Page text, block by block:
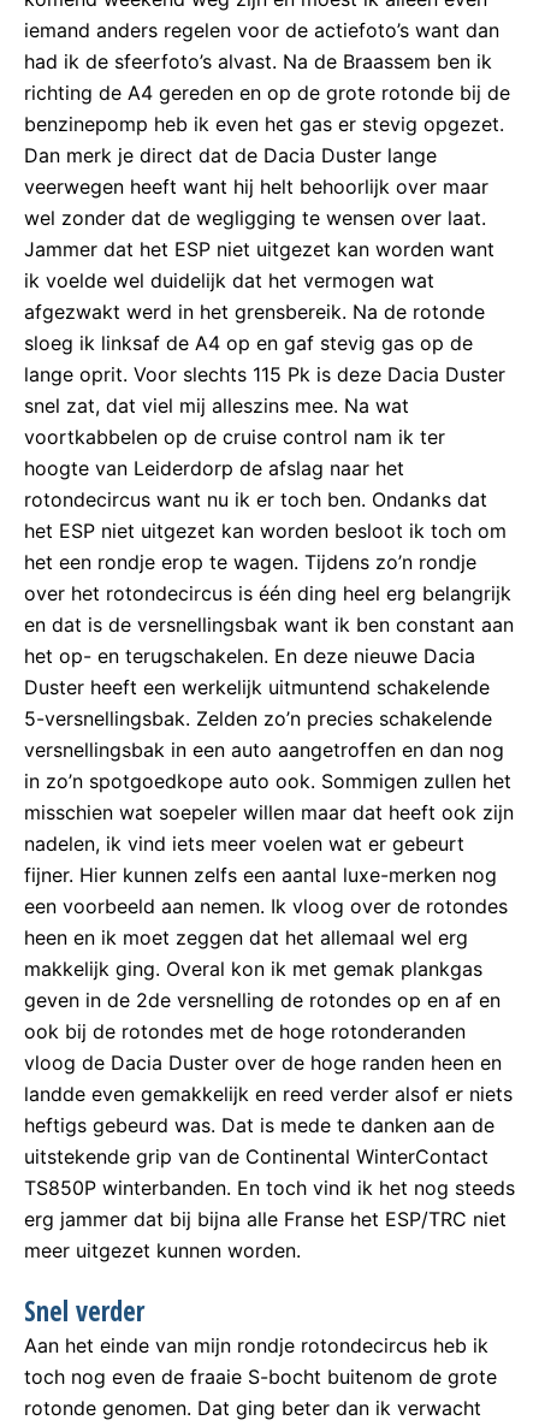
iemand anders regelen voor de actiefoto’s want dan
had ik de sfeerfoto’s alvast. Na de Braassem ben ik
richting de A4 gereden en op de grote rotonde bij de
benzinepomp heb ik even het gas er stevig opgezet.
Dan merk je direct dat de Dacia Duster lange
veerwegen heeft want hij helt behoorlijk over maar
wel zonder dat de wegligging te wensen over laat.
Jammer dat het ESP niet uitgezet kan worden want
ik voelde wel duidelijk dat het vermogen wat
afgezwakt werd in het grensbereik. Na de rotonde
sloeg ik linksaf de A4 op en gaf stevig gas op de
lange oprit. Voor slechts 115 Pk is deze Dacia Duster
snel zat, dat viel mij alleszins mee. Na wat
voortkabbelen op de cruise control nam ik ter
hoogte van Leiderdorp de afslag naar het
rotondecircus want nu ik er toch ben. Ondanks dat
het ESP niet uitgezet kan worden besloot ik toch om
het een rondje erop te wagen. Tijdens zo’n rondje
over het rotondecircus is één ding heel erg belangrijk
en dat is de versnellingsbak want ik ben constant aan
het op- en terugschakelen. En deze nieuwe Dacia
Duster heeft een werkelijk uitmuntend schakelende
5-versnellingsbak. Zelden zo’n precies schakelende
versnellingsbak in een auto aangetroffen en dan nog
in zo’n spotgoedkope auto ook. Sommigen zullen het
misschien wat soepeler willen maar dat heeft ook zijn
nadelen, ik vind iets meer voelen wat er gebeurt
fijner. Hier kunnen zelfs een aantal luxe-merken nog
een voorbeeld aan nemen. Ik vloog over de rotondes
heen en ik moet zeggen dat het allemaal wel erg
makkelijk ging. Overal kon ik met gemak plankgas
geven in de 2de versnelling de rotondes op en af en
ook bij de rotondes met de hoge rotonderanden
vloog de Dacia Duster over de hoge randen heen en
landde even gemakkelijk en reed verder alsof er niets
heftigs gebeurd was. Dat is mede te danken aan de
uitstekende grip van de Continental WinterContact
TS850P winterbanden. En toch vind ik het nog steeds
erg jammer dat bij bijna alle Franse het ESP/TRC niet
meer uitgezet kunnen worden.
Snel verder
Aan het einde van mijn rondje rotondecircus heb ik
toch nog even de fraaie S-bocht buitenom de grote
rotonde genomen. Dat ging beter dan ik verwacht